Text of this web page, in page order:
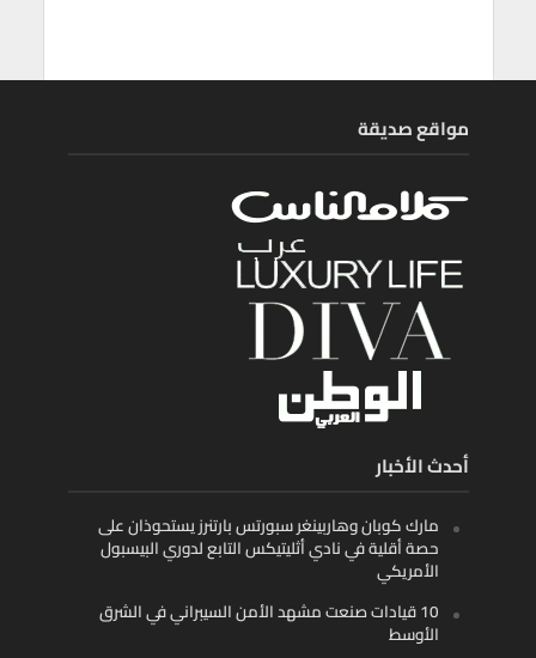
مواقع صديقة
أحدث الأخبار
مارك كوبان وهاربينغر سبورتس بارتنرز يستحوذان على
حصة أقلية في نادي أثليتيكس التابع لدوري البيسبول
الأمريكي
10 قيادات صنعت مشهد الأمن السيبراني في الشرق
الأوسط